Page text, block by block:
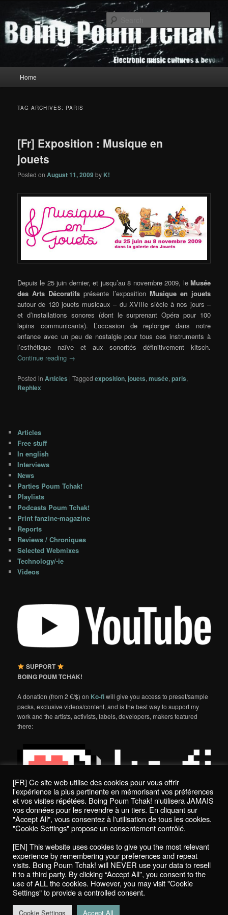
primary
content
secondary
contentBoing Poum Tchak!
Home
TAG ARCHIVES: PARIS
[Fr] Exposition : Musique en
jouets
Posted onAugust 11, 2009 by K!
Depuis le 25 juin dernier, et jusqu’au 8 novembre 2009, le Musée
des Arts Décoratifs présente l’exposition Musique en jouets
autour de 120 jouets musicaux – du XVIIIe siècle à nos jours –
et d’installations sonores (dont le surprenant Opéra pour 100
lapins communicants). L’occasion de replonger dans notre
enfance avec un peu de nostalgie pour tous ces instruments à
l’esthétique naïve et aux sonorités définitivement kitsch.
Continue reading →
Posted in Articles |Tagged exposition, jouets,musée,paris,
Rephlex
Articles
Free stuff
In english
Interviews
News
Parties Poum Tchak!
Playlists
Podcasts Poum Tchak!
Print fanzine-magazine
Reports
Reviews / Chroniques
Selected Webmixes
Technology/-ie
Videos
SUPPORT
BOING POUM TCHAK!
A donation (from 2 €/$) on Ko-fiwill give you access to preset/sample
packs, exclusive videos/content, and is the best way to support my
work and the artists, activists, labels, developers, makers featured
there:
Politique de confidentialité / Privacy Policy
Boing Poum Tchak! - 2022
[FR] Ce site web utilise des cookies pour vous offrir
l'expérience la plus pertinente en mémorisant vos préférences
et vos visites répétées. Boing Poum Tchak! n'utilisera JAMAIS
vos données pour les revendre à un tiers. En cliquant sur
"Accept All", vous consentez à l'utilisation de tous les cookies.
"Cookie Settings" propose un consentement contrôlé.
[EN] This website uses cookies to give you the most relevant
experience by remembering your preferences and repeat
visits. Boing Poum Tchak! will NEVER use your data to resell
it to a third party. By clicking “Accept All”, you consent to the
use of ALL the cookies. However, you may visit "Cookie
Settings" to provide a controlled consent.
Cookie Settings Accept All